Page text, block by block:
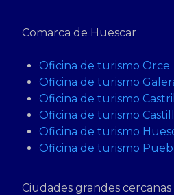
Comarca de Huescar
Oficina de turismo Orce
Oficina de turismo
Oficina de turismo Castril
Oficina de turismo
Oficina de turismo
Oficina de turismo
Ciudades grandes cercanas